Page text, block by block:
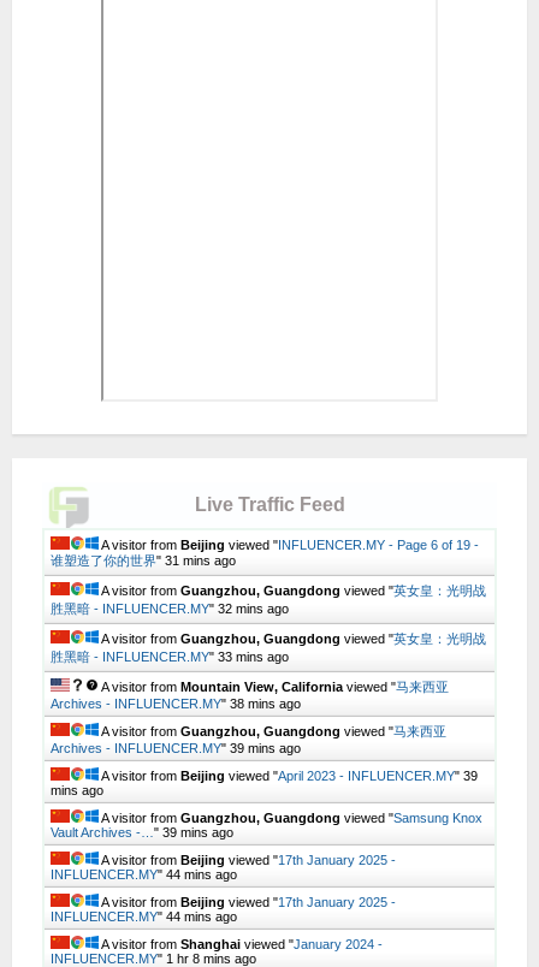
Live Traffic Feed
A visitor from Beijing viewed "INFLUENCER.MY - Page 6 of 19 -
谁塑造了你的世界" 31 mins ago
A visitor from Guangzhou, Guangdong viewed "英女皇：光明战
胜黑暗 - INFLUENCER.MY" 32 mins ago
A visitor from Guangzhou, Guangdong viewed "英女皇：光明战
胜黑暗 - INFLUENCER.MY" 33 mins ago
A visitor from Mountain View, California viewed "马来西亚
Archives - INFLUENCER.MY" 38 mins ago
A visitor from Guangzhou, Guangdong viewed "马来西亚
Archives - INFLUENCER.MY" 39 mins ago
A visitor from Beijing viewed "April 2023 - INFLUENCER.MY" 39
mins ago
A visitor from Guangzhou, Guangdong viewed "Samsung Knox
Vault Archives -… " 39 mins ago
A visitor from Beijing viewed "17th January 2025 -
INFLUENCER.MY" 44 mins ago
A visitor from Beijing viewed "17th January 2025 -
INFLUENCER.MY" 44 mins ago
A visitor from Shanghai viewed "January 2024 -
INFLUENCER.MY" 1 hr 8 mins ago